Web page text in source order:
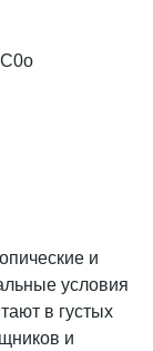
и
условия
в густых
и